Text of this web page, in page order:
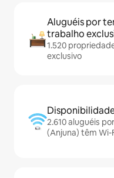
Aluguéis por
trabalho
1.520
exclusivo
2.610 aluguéis
(Anjuna) têm Wi-